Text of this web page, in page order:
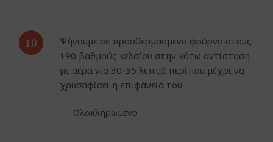
10.
Ψήνουμε σε προσθερμασμένο φούρνο στους
190 βαθμούς κελσίου στην κάτω αντίσταση
με αέρα για 30-35 λεπτά περίπου μέχρι να
χρυσαφίσει η επιφάνειά του.
Ολοκληρωμένο